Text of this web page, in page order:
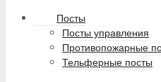
Посты
Посты управления
Противопожарные
Тельферные посты